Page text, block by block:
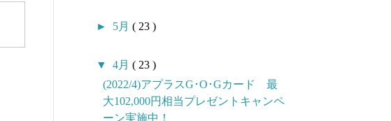
► 5月 ( 23 )
▼ 4月 ( 23 )
(2022/4)アプラスG･O･Gカード 最
大102,000円相当プレゼントキャンペ
ーン実施中！